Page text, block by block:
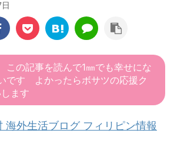
の記事を読んで1㎜でも幸せにな
です よかったらボサツの応援ク
ます